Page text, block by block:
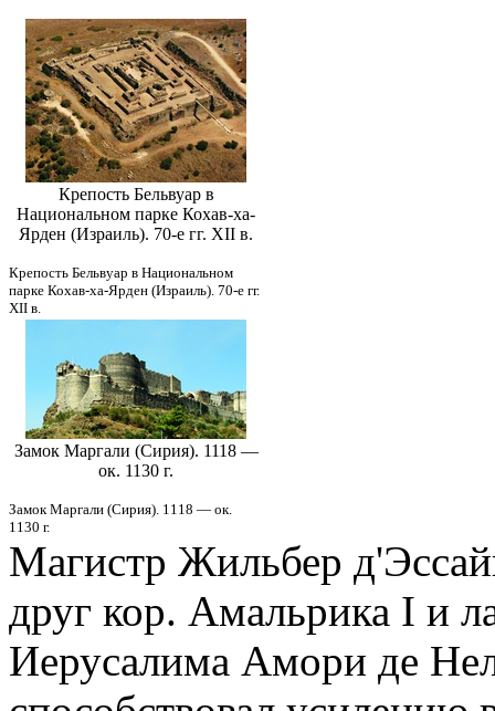
Крепость Бельвуар в
Национальном парке Кохав-ха-
Ярден (Израиль). 70-е гг. XII в.
Крепость Бельвуар в Национальном
парке Кохав-ха-Ярден (Израиль). 70-е гг.
XII в.
Замок Маргали (Сирия). 1118 —
ок. 1130 г.
Замок Маргали (Сирия). 1118 — ок.
1130 г.
Магистр Жильбер
друг кор. Амальрика I и
Иерусалима Амори де